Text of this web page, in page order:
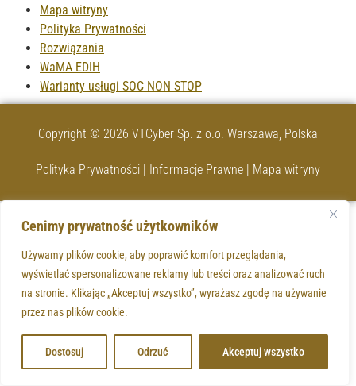
Cenimy prywatność użytkowników
Używamy plików cookie, aby poprawić komfort przeglądania,
wyświetlać spersonalizowane reklamy lub treści oraz analizować ruch
na stronie. Klikając „Akceptuj wszystko”, wyrażasz zgodę na używanie
przez nas plików cookie.
Dostosuj Odrzuć Akceptuj wszystko
Mapa witryny
Polityka Prywatności
Rozwiązania
WaMA EDIH
Warianty usługi SOC NON STOP
Copyright © 2026 VTCyber Sp. z o.o. Warszawa, Polska
Polityka Prywatności | Informacje Prawne | Mapa witryny